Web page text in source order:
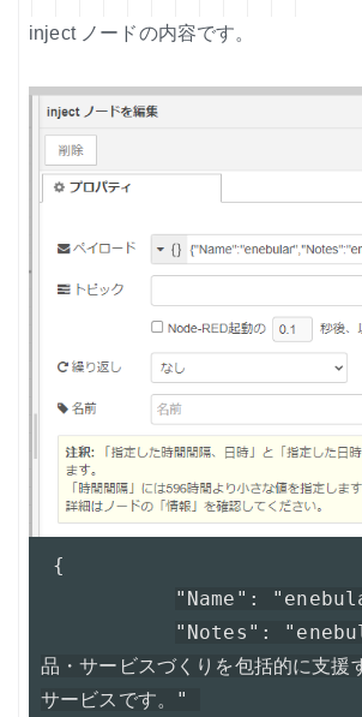
inject ノードの内容です。
{
"Name":
"Notes":
品・サービスづくりを包括的に支援
サービスです。"